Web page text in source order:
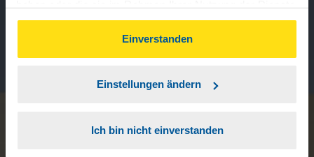
gesammelt haben. Indem Sie auf Einverstanden klicken,
können Sie der Verwendung von Cookies, gemäß
unserer
Einverstanden
Einstellungen ändern
Ich bin nicht einverstanden